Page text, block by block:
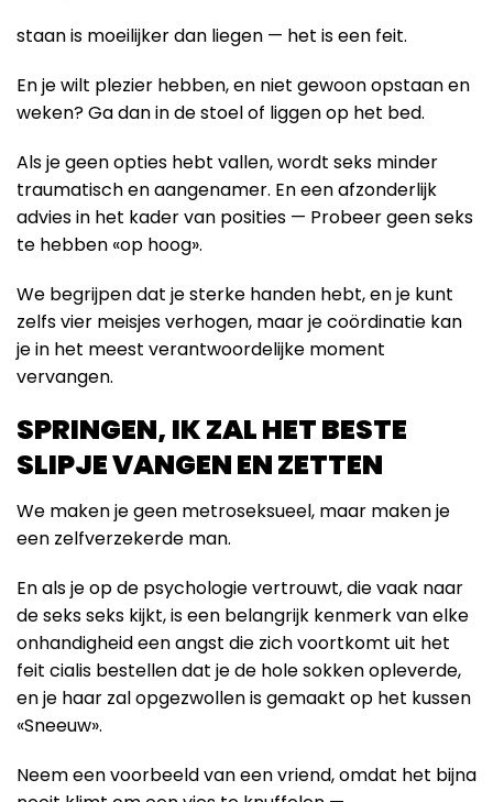
viagra pillen voor vrouwen
staan ​​is moeilijker dan liegen — het is een feit.
En je wilt plezier hebben, en niet gewoon opstaan ​​en
weken? Ga dan in de stoel of liggen op het bed.
Als je geen opties hebt vallen, wordt seks minder
traumatisch en aangenamer. En een afzonderlijk
advies in het kader van posities — Probeer geen seks
te hebben «op hoog».
We begrijpen dat je sterke handen hebt, en je kunt
zelfs vier meisjes verhogen, maar je coördinatie kan
je in het meest verantwoordelijke moment
vervangen.
SPRINGEN, IK ZAL HET BESTE
SLIPJE VANGEN EN ZETTEN
We maken je geen metroseksueel, maar maken je
een zelfverzekerde man.
En als je op de psychologie vertrouwt, die vaak naar
de seks seks kijkt, is een belangrijk kenmerk van elke
onhandigheid een angst die zich voortkomt uit het
feit cialis bestellen dat je de hole sokken opleverde,
en je haar zal opgezwollen is gemaakt op het kussen
«Sneeuw».
Neem een ​​voorbeeld van een vriend, omdat het bijna